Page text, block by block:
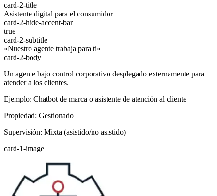
card-2-title
Asistente digital para el consumidor
card-2-hide-accent-bar
true
card-2-subtitle
«Nuestro agente trabaja para ti»
card-2-body
Un agente bajo control corporativo desplegado externamente para
atender a los clientes.
Ejemplo: Chatbot de marca o asistente de atención al cliente
Propiedad: Gestionado
Supervisión: Mixta (asistido/no asistido)
card-1-image